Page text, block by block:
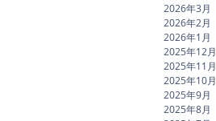
2026年3月
2026年2月
2026年1月
2025年12月
2025年11月
2025年10月
2025年9月
2025年8月